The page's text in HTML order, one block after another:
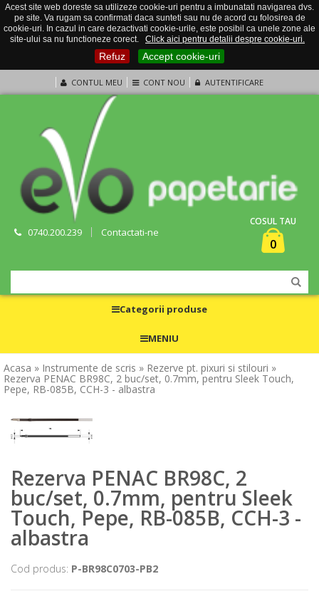
Acest site web doreste sa utilizeze cookie-uri pentru a imbunatati navigarea dvs.
pe site. Va rugam sa confirmati daca sunteti sau nu de acord cu folosirea de
cookie-uri. In cazul in care dezactivati cookie-urile, este posibil ca unele zone ale
site-ului sa nu functioneze corect.
Click aici pentru detalii despre cookie-uri.
Refuz Accept cookie-uri
CONTUL MEU CONT NOU AUTENTIFICARE
0740.200.239 Contactati-ne
COSUL TAU
0
Categorii produse
MENIU
Acasa » Instrumente de scris » Rezerve pt. pixuri si stilouri »
Rezerva PENAC BR98C, 2 buc/set, 0.7mm, pentru Sleek Touch,
Pepe, RB-085B, CCH-3 - albastra
Rezerva PENAC BR98C, 2
buc/set, 0.7mm, pentru Sleek
Touch, Pepe, RB-085B, CCH-3 -
albastra
Cod produs: P-BR98C0703-PB2